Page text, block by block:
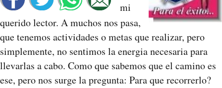
mi
querido lector. A muchos nos pasa,
que tenemos actividades o metas que realizar, pero
simplemente, no sentimos la energia necesaria para
llevarlas a cabo. Como que sabemos que el camino es
ese, pero nos surge la pregunta: Para que recorrerlo?